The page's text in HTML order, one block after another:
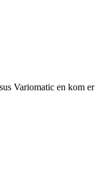
Variomatic en kom er